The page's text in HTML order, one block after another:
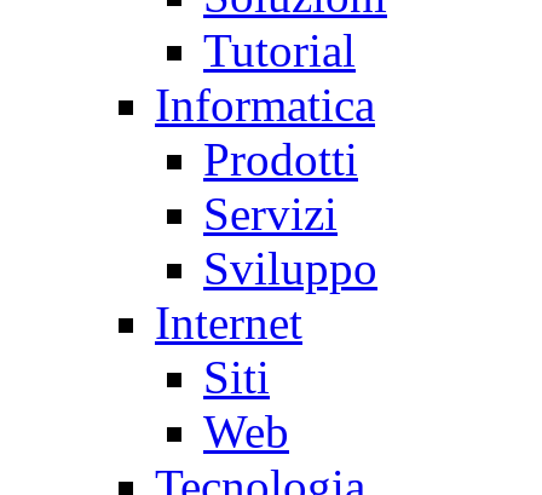
Tutorial
Informatica
Prodotti
Servizi
Sviluppo
Internet
Siti
Web